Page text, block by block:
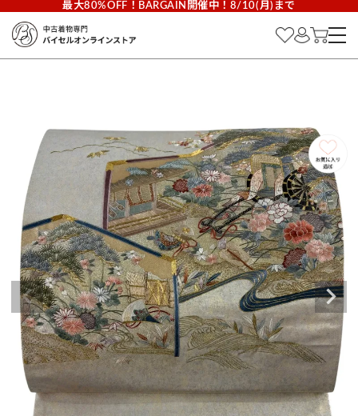
最大80%OFF！BARGAIN開催中！8/10(月)まで